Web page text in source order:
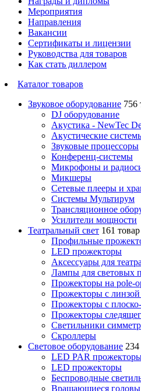
Мероприятия
Направления
Вакансии
Сертификаты и лицензии
Руководства для товаров
Как стать диллером
Каталог товаров
Звуковое оборудование 756
DJ оборудование
Акустика - NewTec
Акустические
Звуковые процессоры
Конференц-системы
Микрофоны и
Микшеры
Сетевые плееры и
Системы Мультирум
Трансляционное
Усилители мощности
Театральный свет 161 товар
Профильные
LED прожекторы
Аксессуары для
Лампы для световых
Прожекторы на pole-
Прожекторы с
Прожекторы с
Прожекторы
Светильники
Скроллеры
Световое оборудование 234
LED PAR
LED прожекторы
Беспроводные
Вращающиеся головы